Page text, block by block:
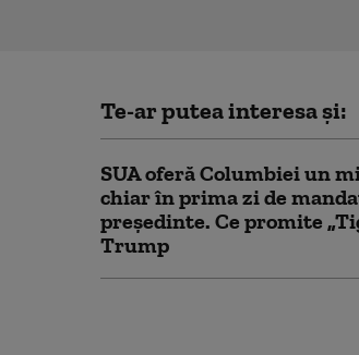
Te-ar putea interesa și:
SUA oferă Columbiei un
chiar în prima zi de
președinte. Ce promite
Trump